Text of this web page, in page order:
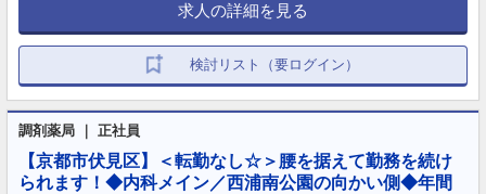
求人の詳細を見る
検討リスト（要ログイン）
調剤薬局 ｜ 正社員
【京都市伏見区】＜転勤なし☆＞腰を据えて勤務を続け
られます！◆内科メイン／西浦南公園の向かい側◆年間